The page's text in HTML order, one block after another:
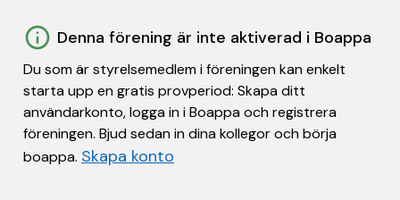
Denna förening är inte aktiverad i Boappa
Du som är styrelsemedlem i föreningen kan enkelt
starta upp en gratis provperiod: Skapa ditt
användarkonto, logga in i Boappa och registrera
föreningen. Bjud sedan in dina kollegor och börja
boappa. Skapa konto